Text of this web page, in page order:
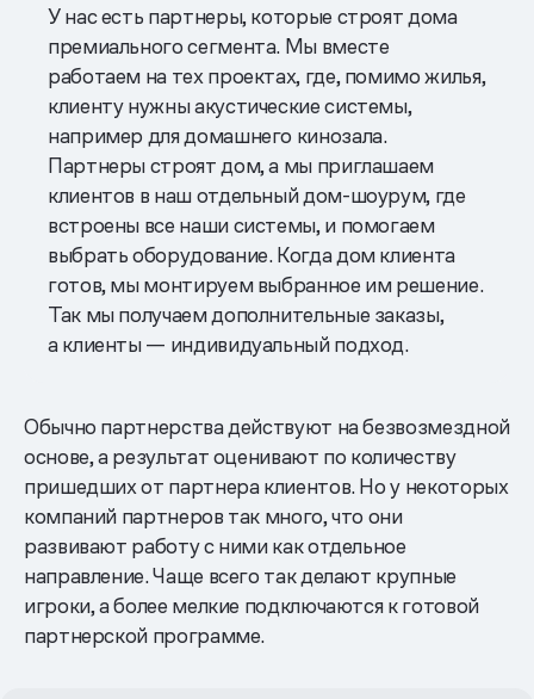
У нас есть партнеры, которые строят дома
премиального сегмента. Мы вместе
работаем на тех проектах, где, помимо жилья,
клиенту нужны акустические системы,
например для домашнего кинозала.
Партнеры строят дом, а мы приглашаем
клиентов в наш отдельный дом-шоурум, где
встроены все наши системы, и помогаем
выбрать оборудование. Когда дом клиента
готов, мы монтируем выбранное им решение.
Так мы получаем дополнительные заказы,
а клиенты — индивидуальный подход.
Обычно партнерства действуют на безвозмездной
основе, а результат оценивают по количеству
пришедших от партнера клиентов. Но у некоторых
компаний партнеров так много, что они
развивают работу с ними как отдельное
направление. Чаще всего так делают крупные
игроки, а более мелкие подключаются к готовой
партнерской программе.